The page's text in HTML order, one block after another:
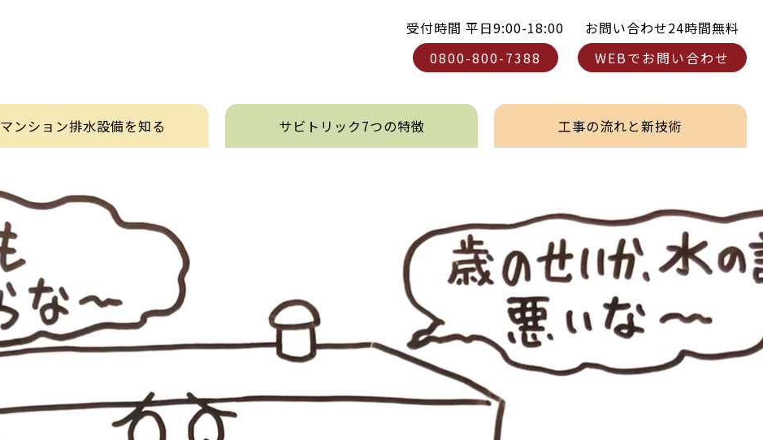
受付時間 平日9:00-18:00
0800-800-7388
お問い合わせ24時間無料
WEBでお問い合わせ
マンション排水設備を知る サビトリック7つの特徴 工事の流れと新技術